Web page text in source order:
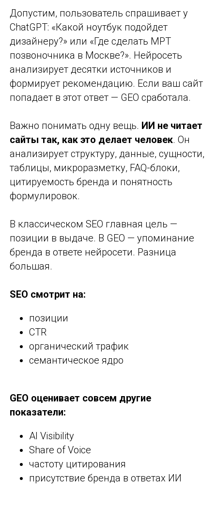
Допустим, пользователь спрашивает у
ChatGPT: «Какой ноутбук подойдет
дизайнеру?» или «Где сделать МРТ
позвоночника в Москве?». Нейросеть
анализирует десятки источников и
формирует рекомендацию. Если ваш сайт
попадает в этот ответ — GEO сработала.
Важно понимать одну вещь. ИИ не читает
сайты так, как это делает человек. Он
анализирует структуру, данные, сущности,
таблицы, микроразметку, FAQ-блоки,
цитируемость бренда и понятность
формулировок.
В классическом SEO главная цель —
позиции в выдаче. В GEO — упоминание
бренда в ответе нейросети. Разница
большая.
SEO смотрит на:
позиции
CTR
органический трафик
семантическое ядро
GEO оценивает совсем другие
показатели:
AI Visibility
Share of Voice
частоту цитирования
присутствие бренда в ответах ИИ